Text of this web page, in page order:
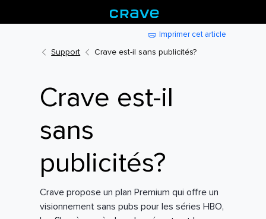
Imprimer cet article
Support Crave est-il sans publicités?
Crave est-il
sans
publicités?
Crave propose un plan Premium qui offre un
visionnement sans pubs pour les séries HBO,